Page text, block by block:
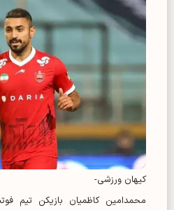
کیهان ورزشی-
محمدامین کاظمیان بازیکن تیم